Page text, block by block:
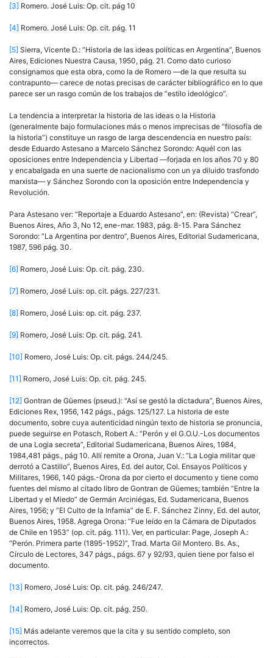
[3] Romero. José Luis: Op. cit. pág 10
[4] Romero. José Luis: Op. cit. pág. 11
[5] Sierra, Vicente D.: “Historia de las ideas políticas en Argentina”, Buenos
Aires, Ediciones Nuestra Causa, 1950, pág. 21. Como dato curioso
consignamos que esta obra, como la de Romero —de la que resulta su
contrapunto— carece de notas precisas de carácter bibliográfico en lo que
parece ser un rasgo común de los trabajos de “estilo ideológico”.
La tendencia a interpretar la historia de las ideas o la Historia
(generalmente bajo formulaciones más o menos imprecisas de “filosofía de
la historia”) constituye un rasgo de larga descendencia en nuestro país:
desde Eduardo Astesano a Marcelo Sánchez Sorondo: Aquél con las
oposiciones entre Independencia y Libertad —forjada en los años 70 y 80
y encabalgada en una suerte de nacionalismo con un ya diluido trasfondo
marxista— y Sánchez Sorondo con la oposición entre Independencia y
Revolución.
Para Astesano ver: “Reportaje a Eduardo Astesano”, en: (Revista) “Crear”,
Buenos Aires, Año 3, No 12, ene-mar. 1983, pág. 8-15. Para Sánchez
Sorondo: “La Argentina por dentro”, Buenos Aires, Editorial Sudamericana,
1987, 596 pág. 30.
[6] Romero, José Luis: Op. cit. pág. 230.
[7] Romero, José Luis: op. cit. págs. 227/231.
[8] Romero, José Luis: op. cit. pág. 237.
[9] Romero, José Luis: Op. cit. pág. 241.
[10] Romero, José Luis: Op. cit. págs. 244/245.
[11] Romero, José Luis: Op. cit. pág. 245.
[12] Gontran de Güemes (pseud.): “Así se gestó la dictadura”, Buenos Aires,
Ediciones Rex, 1956, 142 págs., págs. 125/127. La historia de este
documento, sobre cuya autenticidad ningún texto de historia se pronuncia,
puede seguirse en Potasch, Robert A.: “Perón y el G.O.U.-Los documentos
de una Logia secreta”, Editorial Sudamericana, Buenos Aires, 1984,
1984,481 págs., pág 10. Allí remite a Orona, Juan V.: “La Logia militar que
derrotó a Castillo”, Buenos Aires, Ed. del autor, Col. Ensayos Políticos y
Militares, 1966, 140 págs.-Orona da por cierto el documento y tiene como
fuentes del mismo al citado libro de Gontran de Güemes; también “Entre la
Libertad y el Miedo” de Germán Arciniégas, Ed. Sudamericana, Buenos
Aires, 1956; y “El Culto de la Infamia” de E. F. Sánchez Zinny, Ed. del autor,
Buenos Aires, 1958. Agrega Orona: “Fue leído en la Cámara de Diputados
de Chile en 1953” (op. cit. pág. 111). Ver, en particular: Page, Joseph A.:
“Perón. Primera parte (1895-1952)”, Trad. Marta Gil Montero. Bs. As.,
Círculo de Lectores, 347 págs., págs. 67 y 92/93, quien tiene por falso el
documento.
[13] Romero, José Luis: Op. cit. pág. 246/247.
[14] Romero, José Luis: Op. cit. pág. 250.
[15] Más adelante veremos que la cita y su sentido completo, son
incorrectos.